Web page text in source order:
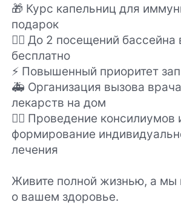
🎁 Курс капельниц для
подарок
🏊‍♂️ До 2 посещений бассейна
бесплатно
⚡️ Повышенный приоритет
🚑 Организация вызова
лекарств на дом
👨‍⚕️ Проведение консилиумов
формирование
лечения
Живите полной жизнью, а мы
о вашем здоровье.